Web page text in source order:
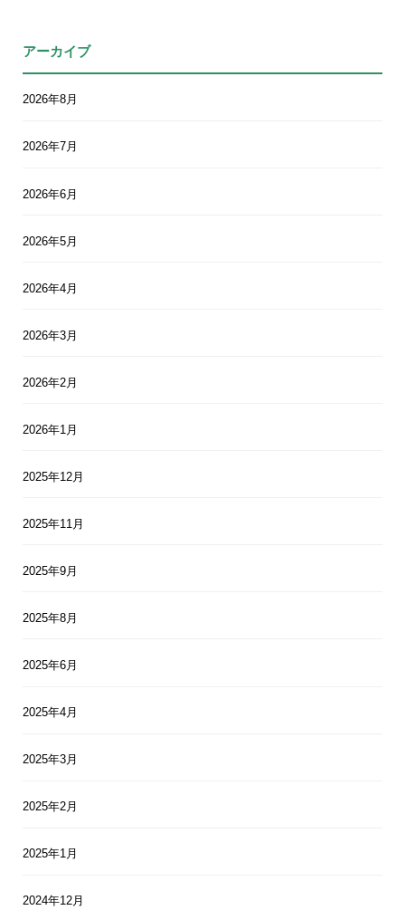
アーカイブ
2026年8月
2026年7月
2026年6月
2026年5月
2026年4月
2026年3月
2026年2月
2026年1月
2025年12月
2025年11月
2025年9月
2025年8月
2025年6月
2025年4月
2025年3月
2025年2月
2025年1月
2024年12月